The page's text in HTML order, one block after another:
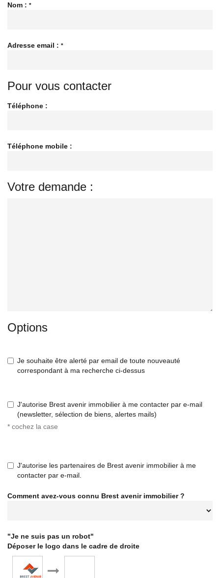
Nom : *
Adresse email : *
Pour vous contacter
Téléphone :
Téléphone mobile :
Votre demande :
Options
Je souhaite être alerté par email de toute nouveauté
correspondant à ma recherche ci-dessus
J'autorise Brest avenir immobilier à me contacter par e-mail
(newsletter, sélection de biens, alertes mails)
* cochez la case
J'autorise les partenaires de Brest avenir immobilier à me
contacter par e-mail.
Comment avez-vous connu Brest avenir immobilier ?
"Je ne suis pas un robot"
Déposer le logo dans le cadre de droite